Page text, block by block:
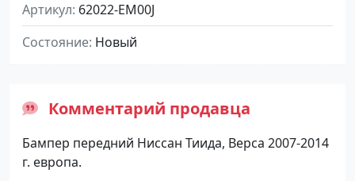
Артикул 62022-EM00J
Состояние Новый
Комментарий продавца
Бампер передний Ниссан Тиида, Верса 2007-2014
г. европа.